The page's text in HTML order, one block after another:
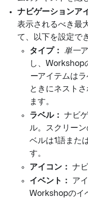
ナビゲーションア
表示されるべき最
て、以下を設定で
タイプ：
単一
し、Workshop
ーアイテムは
ときにネストさ
ます。
ラベル：
ナビ
ル。スクリー
ベルは1語また
す。
アイコン：
ナ
イベント：
ア
Workshopのイ